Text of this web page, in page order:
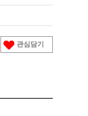
관심담기